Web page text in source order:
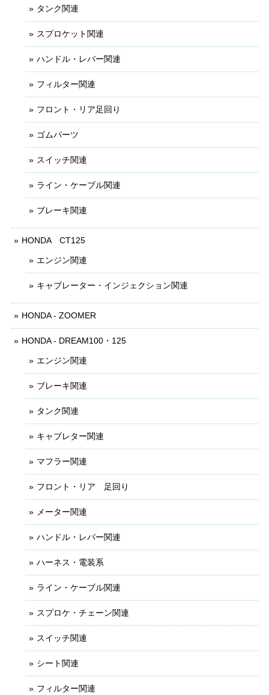
タンク関連
スプロケット関連
ハンドル・レバー関連
フィルター関連
フロント・リア足回り
ゴムパーツ
スイッチ関連
ライン・ケーブル関連
ブレーキ関連
HONDA CT125
エンジン関連
キャブレーター・インジェクション関連
HONDA - ZOOMER
HONDA - DREAM100・125
エンジン関連
ブレーキ関連
タンク関連
キャブレター関連
マフラー関連
フロント・リア 足回り
メーター関連
ハンドル・レバー関連
ハーネス・電装系
ライン・ケーブル関連
スプロケ・チェーン関連
スイッチ関連
シート関連
フィルター関連